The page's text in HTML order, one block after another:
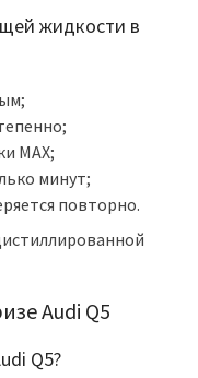
жидкости в
MAX;
минут;
повторно.
Audi Q5
Q5?